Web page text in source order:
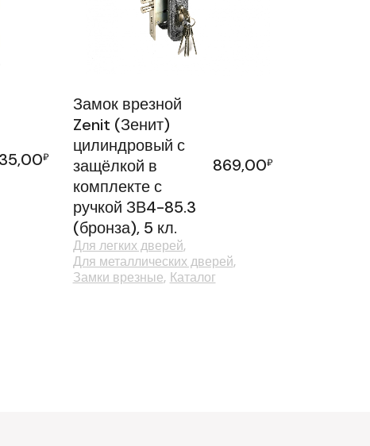
₽
Замок врезной
Zenit (Зенит)
цилиндровый с
защёлкой в
комплекте с
ручкой ЗВ4-85.3
(бронза), 5 кл.
869,00₽
Для легких дверей
Для металлических дверей
Замки врезные Каталог